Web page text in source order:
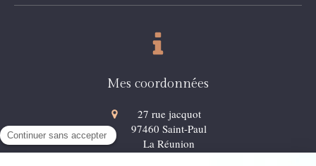
Mes coordonnées
27 rue jacquot
97460 Saint-Paul
La Réunion